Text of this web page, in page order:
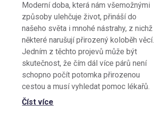
Moderní doba, která nám všemožnými
způsoby ulehčuje život, přináší do
našeho světa i mnohé nástrahy, z nichž
některé narušují přirozený koloběh věcí.
Jedním z těchto projevů může být
skutečnost, že čím dál více párů není
schopno počít potomka přirozenou
cestou a musí vyhledat pomoc lékařů.
Číst více